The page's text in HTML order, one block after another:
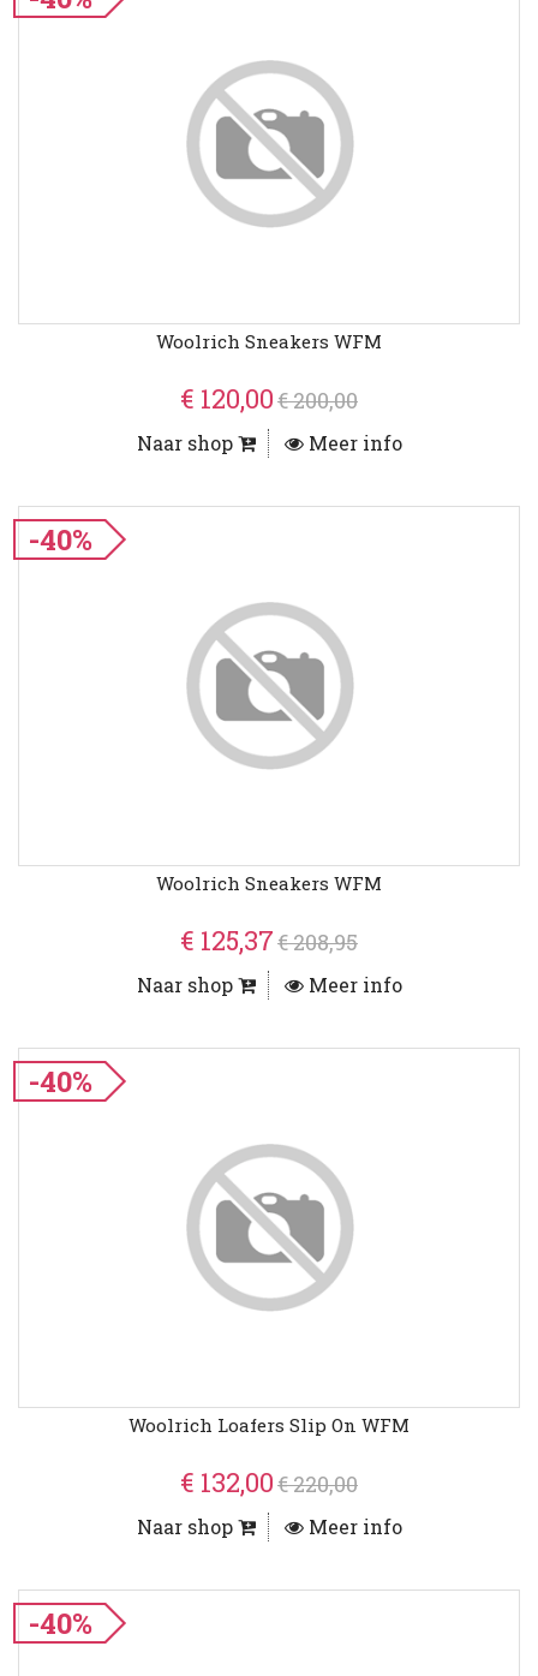
Woolrich Sneakers WFM
€ 120,00€ 200,00
Naar shop Meer info
-40%
Woolrich Sneakers WFM
€ 125,37€ 208,95
Naar shop Meer info
-40%
Woolrich Loafers Slip On WFM
€ 132,00€ 220,00
Naar shop Meer info
-40%